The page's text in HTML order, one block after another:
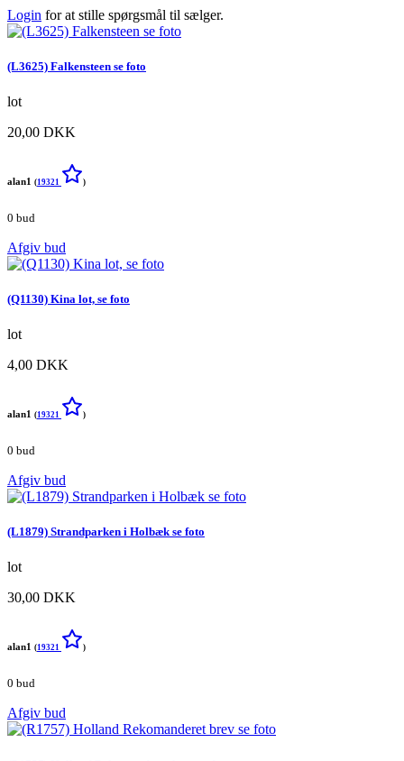
Login for at stille spørgsmål til sælger.
(L3625) Falkensteen se foto
lot
20,00 DKK
alan1 (19321 )
0 bud
Afgiv bud
(Q1130) Kina lot, se foto
lot
4,00 DKK
alan1 (19321 )
0 bud
Afgiv bud
(L1879) Strandparken i Holbæk se foto
lot
30,00 DKK
alan1 (19321 )
0 bud
Afgiv bud